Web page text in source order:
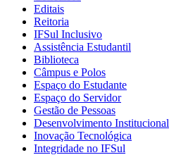
Editais
Reitoria
IFSul Inclusivo
Assistência Estudantil
Biblioteca
Câmpus e Polos
Espaço do Estudante
Espaço do Servidor
Gestão de Pessoas
Desenvolvimento Institucional
Inovação Tecnológica
Integridade no IFSul